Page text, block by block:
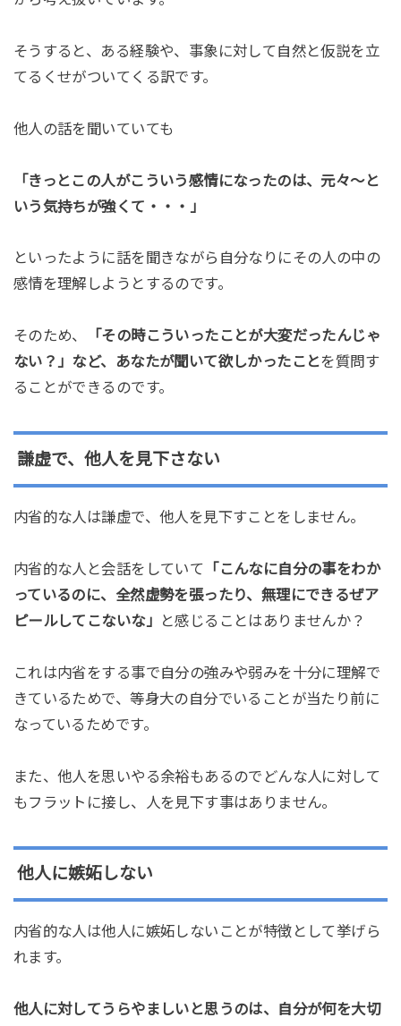
そうすると、ある経験や、事象に対して自然と仮説を立
てるくせがついてくる訳です。
他人の話を聞いていても
「きっとこの人がこういう感情になったのは、元々〜と
いう気持ちが強くて・・・」
といったように話を聞きながら自分なりにその人の中の
感情を理解しようとするのです。
そのため、
「その時こういったことが大変だったんじゃ
ない？」など、あなたが聞いて欲しかったことを質問す
ることができるのです。
謙虚で、他人を見下さない
内省的な人は謙虚で、他人を見下すことをしません。
内省的な人と会話をしていて 「こんなに自分の事をわか
っているのに、全然虚勢を張ったり、無理にできるぜア
ピールしてこないな」
と感じることはありませんか？
これは内省をする事で自分の強みや弱みを十分に理解で
きているためで、等身大の自分でいることが当たり前に
なっているためです。
また、他人を思いやる余裕もあるのでどんな人に対して
もフラットに接し、人を見下す事はありません。
他人に嫉妬しない
内省的な人は他人に嫉妬しないことが特徴として挙げら
れます。
他人に対してうらやましいと思うのは、自分が何を大切